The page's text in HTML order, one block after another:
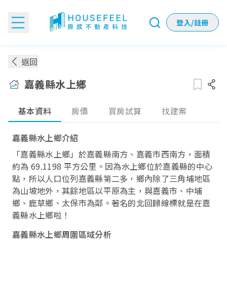
登入/註冊
返回
嘉義縣水上鄉
基本資料 房價 買房試算 找建案
嘉義縣水上鄉介紹
「嘉義縣水上鄉」於嘉義縣南方、嘉義市西南方，面積
約為 69.1198 平方公里。因為水上鄉位於嘉義縣的中心
點，所以人口位列嘉義縣第二多，鄉內除了三角埔地區
為山坡地外，其餘地區以平原為主，與嘉義市、中埔
鄉、鹿草鄉、太保市為鄰。著名的北回歸線標就是在嘉
義縣水上鄉啦！
嘉義縣水上鄉周圍區域分析